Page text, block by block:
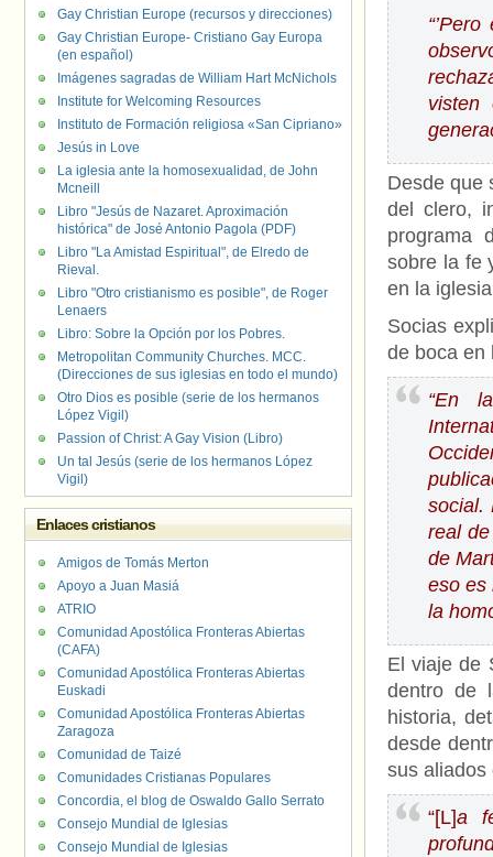
visten
Desde que
del clero,
programa
sobre la fe
en la
Socias
de boca en
“En
social.
real
de
eso es
la
El viaje de
dentro de
historia,
desde
sus aliados
“[L]a
Gay Christian Europe (recursos y direcciones)
Gay Christian Europe- Cristiano Gay Europa
(en español)
Imágenes sagradas de William Hart McNichols
Institute for Welcoming Resources
Instituto de Formación religiosa «San Cipriano»
Jesús in Love
La iglesia ante la homosexualidad, de John
Mcneill
Libro "Jesús de Nazaret. Aproximación
histórica" de José Antonio Pagola (PDF)
Libro "La Amistad Espiritual", de Elredo de
Rieval.
Libro "Otro cristianismo es posible", de Roger
Lenaers
Libro: Sobre la Opción por los Pobres.
Metropolitan Community Churches. MCC.
(Direcciones de sus iglesias en todo el mundo)
Otro Dios es posible (serie de los hermanos
López Vigil)
Passion of Christ: A Gay Vision (Libro)
Un tal Jesús (serie de los hermanos López
Vigil)
Enlaces cristianos
Amigos de Tomás Merton
Apoyo a Juan Masiá
ATRIO
Comunidad Apostólica Fronteras Abiertas
(CAFA)
Comunidad Apostólica Fronteras Abiertas
Euskadi
Comunidad Apostólica Fronteras Abiertas
Zaragoza
Comunidad de Taizé
Comunidades Cristianas Populares
Concordia, el blog de Oswaldo Gallo Serrato
Consejo Mundial de Iglesias
Consejo Mundial de Iglesias